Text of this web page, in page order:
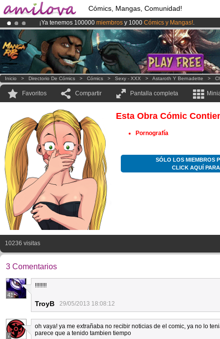
Cómics, Mangas, Comunidad!
¡Ya tenemos 100000 miembros y 1000 Cómics y Mangas!.
¡El Kickstarter Amilova está desormado lanzado!.
¡Conviertete en Premium por3.95 euros al mes!Hazte Premium ya
Inicio > Directorio De Cómics > Cómics > Sexy - XXX > Astaroth Y Bernadette >
Favoritos Compartir Pantalla completa
Esta Obra Cómic
Pornografía
SÓLO LOS MIEMBROS
CLICK AQUÍ
10236 visitas
3 Comentarios
41
!!!!!!!!
TroyB 29/05/2013 18:08:12
7
oh vaya! ya me extrañaba no recibir noticias de el comic, ya no lo
parece que a tenido tambien tiempo